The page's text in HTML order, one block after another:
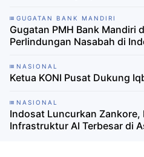
GUGATAN BANK MANDIRI
Gugatan PMH Bank Mandiri
Perlindungan Nasabah di
NASIONAL
Ketua KONI Pusat Dukung
NASIONAL
Indosat Luncurkan Zankore,
Infrastruktur AI Terbesar di